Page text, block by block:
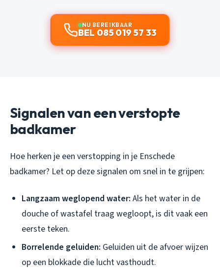
NU BEREIKBAAR
BEL 085 019 57 33
Signalen van een verstopte
badkamer
Hoe herken je een verstopping in je Enschede
badkamer? Let op deze signalen om snel in te grijpen:
Langzaam weglopend water: Als het water in de
douche of wastafel traag wegloopt, is dit vaak een
eerste teken.
Borrelende geluiden: Geluiden uit de afvoer wijzen
op een blokkade die lucht vasthoudt.